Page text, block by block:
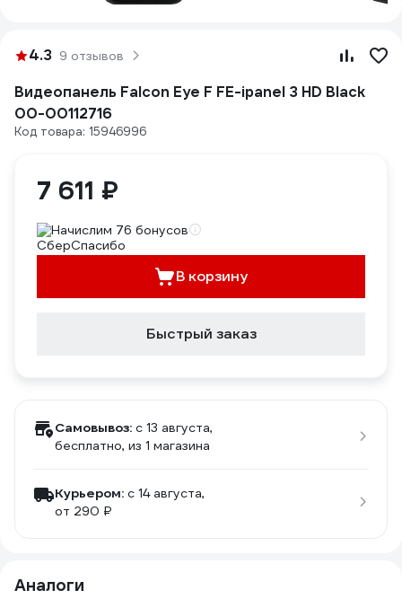
4.3 9 отзывов
Видеопанель Falcon Eye F FE-ipanel 3 HD Black
00-00112716
Код товара: 15946996
7 611 ₽
Начислим 76 бонусов
В корзину
Быстрый заказ
Самовывоз: c 13 августа,
бесплатно, из 1 магазина
Курьером: c 14 августа,
от 290 ₽
Аналоги